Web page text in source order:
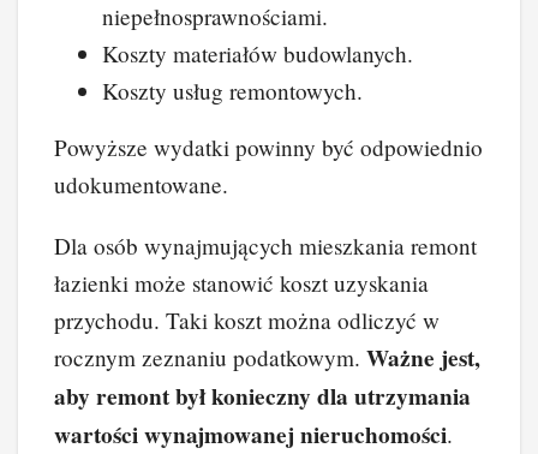
niepełnosprawnościami.
Koszty materiałów budowlanych.
Koszty usług remontowych.
Powyższe wydatki powinny być odpowiednio
udokumentowane.
Dla osób wynajmujących mieszkania remont
łazienki może stanowić koszt uzyskania
przychodu. Taki koszt można odliczyć w
rocznym zeznaniu podatkowym. Ważne jest,
aby remont był konieczny dla utrzymania
wartości wynajmowanej nieruchomości.